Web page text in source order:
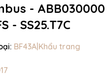
- ABB030000
- SS25.T7C
BF43A|Khẩu trang